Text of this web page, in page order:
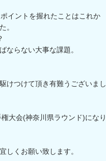
イントを握れたことはこれか
。
ならない大事な課題。
けつけて頂き有難うございまし
大会(神奈川県ラウンド)になり
くお願い致します。